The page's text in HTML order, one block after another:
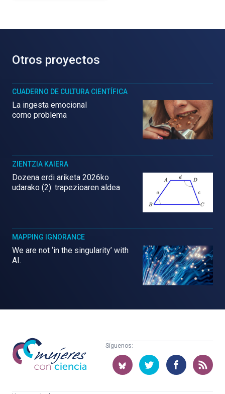
Otros proyectos
CUADERNO DE CULTURA CIENTÍFICA
La ingesta emocional
como problema
ZIENTZIA KAIERA
Dozena erdi ariketa 2026ko
udarako (2): trapezioaren aldea
MAPPING IGNORANCE
We are not ‘in the singularity’ with
AI.
Mujeres
con
ciencia
Síguenos: